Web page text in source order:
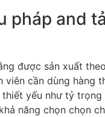
pháp and
được sản xuất
viên cần dùng hàng
yếu như tỷ trọng
năng chọn chọn